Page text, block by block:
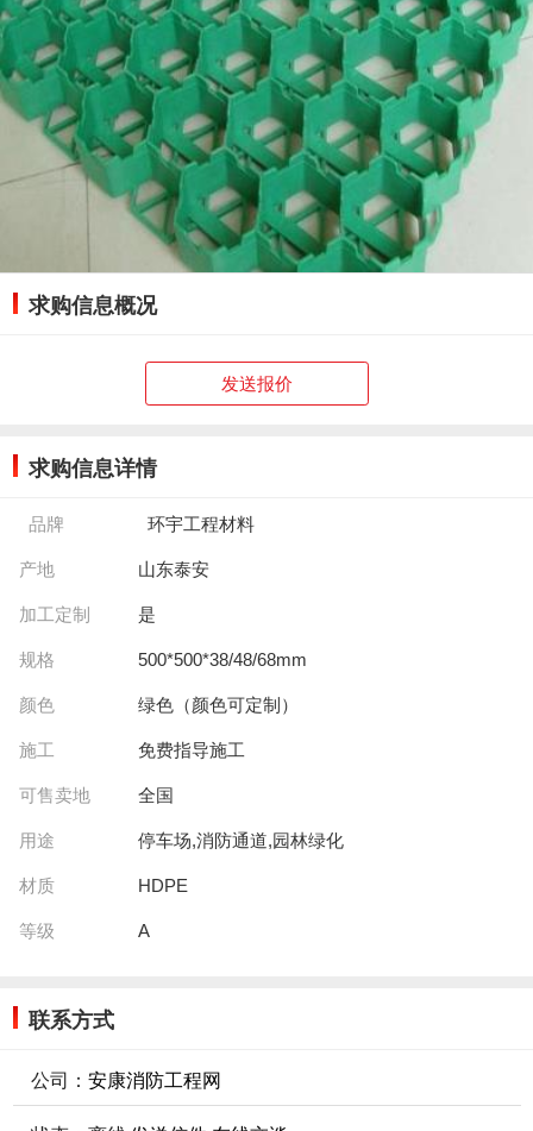
求购信息概况
发送报价
求购信息详情
品牌 环宇工程材料
产地 山东泰安
加工定制 是
规格 500*500*38/48/68mm
颜色 绿色（颜色可定制）
施工 免费指导施工
可售卖地 全国
用途 停车场,消防通道,园林绿化
材质 HDPE
等级 A
联系方式
公司：安康消防工程网